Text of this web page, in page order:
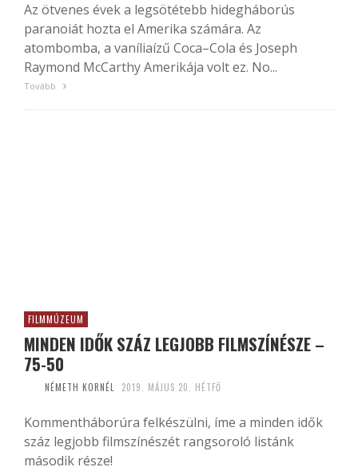
Az ötvenes évek a legsötétebb hidegháborús
paranoiát hozta el Amerika számára. Az
atombomba, a vaníliaízű Coca–Cola és Joseph
Raymond McCarthy Amerikája volt ez. No...
Tovább
FILMMÚZEUM
MINDEN IDŐK SZÁZ LEGJOBB FILMSZÍNÉSZE –
75-50
NÉMETH KORNÉL 2019. MÁJUS 20. HÉTFŐ
Kommentháborúra felkészülni, íme a minden idők
száz legjobb filmszínészét rangsoroló listánk
második része!